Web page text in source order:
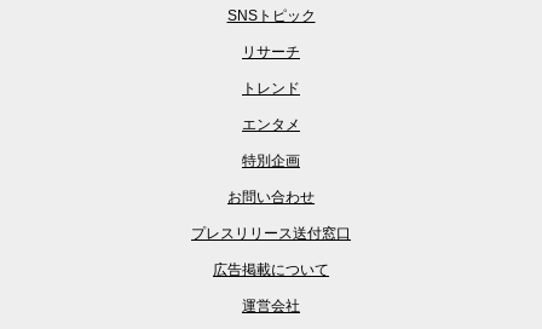
SNSトピック
リサーチ
トレンド
エンタメ
特別企画
お問い合わせ
プレスリリース送付窓口
広告掲載について
運営会社